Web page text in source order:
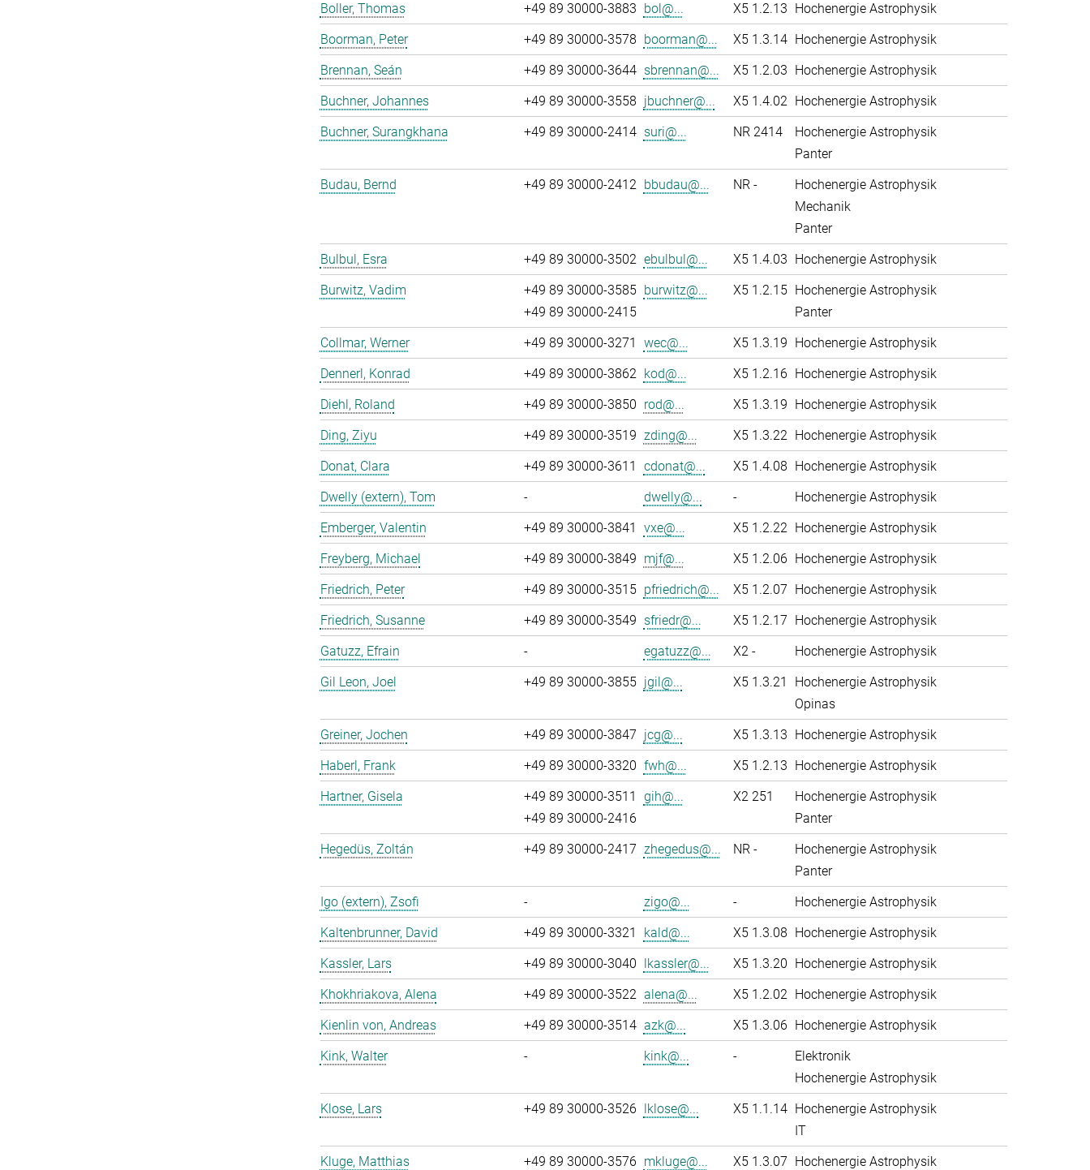
Boller, Thomas
+49 89 30000-3883 bol@... X5 1.2.13 Hochenergie Astrophysik
Boorman, Peter
+49 89 30000-3578 boorman@... X5 1.3.14 Hochenergie Astrophysik
Brennan, Seán
+49 89 30000-3644 sbrennan@... X5 1.2.03 Hochenergie Astrophysik
Buchner, Johannes
+49 89 30000-3558 jbuchner@... X5 1.4.02 Hochenergie Astrophysik
Buchner, Surangkhana
+49 89 30000-2414 suri@... NR 2414
Hochenergie Astrophysik
Panter
Budau, Bernd
+49 89 30000-2412 bbudau@... NR -
Hochenergie Astrophysik
Mechanik
Panter
Bulbul, Esra
+49 89 30000-3502 ebulbul@... X5 1.4.03 Hochenergie Astrophysik
Burwitz, Vadim
+49 89 30000-3585
+49 89 30000-2415
burwitz@... X5 1.2.15 Hochenergie Astrophysik
Panter
Collmar, Werner
+49 89 30000-3271 wec@... X5 1.3.19 Hochenergie Astrophysik
Dennerl, Konrad
+49 89 30000-3862 kod@... X5 1.2.16 Hochenergie Astrophysik
Diehl, Roland
+49 89 30000-3850 rod@... X5 1.3.19 Hochenergie Astrophysik
Ding, Ziyu
+49 89 30000-3519 zding@... X5 1.3.22 Hochenergie Astrophysik
Donat, Clara
+49 89 30000-3611 cdonat@... X5 1.4.08 Hochenergie Astrophysik
Dwelly (extern), Tom
- dwelly@... -
Hochenergie Astrophysik
Emberger, Valentin
+49 89 30000-3841 vxe@... X5 1.2.22 Hochenergie Astrophysik
Freyberg, Michael
+49 89 30000-3849 mjf@... X5 1.2.06 Hochenergie Astrophysik
Friedrich, Peter
+49 89 30000-3515 pfriedrich@... X5 1.2.07 Hochenergie Astrophysik
Friedrich, Susanne
+49 89 30000-3549 sfriedr@... X5 1.2.17 Hochenergie Astrophysik
Gatuzz, Efrain
- egatuzz@... X2 -
Hochenergie Astrophysik
Gil Leon, Joel
+49 89 30000-3855 jgil@... X5 1.3.21
Hochenergie Astrophysik
Opinas
Greiner, Jochen
+49 89 30000-3847 jcg@... X5 1.3.13 Hochenergie Astrophysik
Haberl, Frank
+49 89 30000-3320 fwh@... X5 1.2.13 Hochenergie Astrophysik
Hartner, Gisela
+49 89 30000-3511
+49 89 30000-2416
gih@... X2 251
Hochenergie Astrophysik
Panter
Hegedüs, Zoltán
+49 89 30000-2417 zhegedus@... NR -
Hochenergie Astrophysik
Panter
Igo (extern), Zsofi
- zigo@... -
Hochenergie Astrophysik
Kaltenbrunner, David
+49 89 30000-3321 kald@... X5 1.3.08 Hochenergie Astrophysik
Kassler, Lars
+49 89 30000-3040 lkassler@... X5 1.3.20 Hochenergie Astrophysik
Khokhriakova, Alena
+49 89 30000-3522 alena@... X5 1.2.02 Hochenergie Astrophysik
Kienlin von, Andreas
+49 89 30000-3514 azk@... X5 1.3.06 Hochenergie Astrophysik
Kink, Walter
- kink@... -
Elektronik
Hochenergie Astrophysik
Klose, Lars
+49 89 30000-3526 lklose@... X5 1.1.14 Hochenergie Astrophysik
IT
Kluge, Matthias
+49 89 30000-3576 mkluge@... X5 1.3.07 Hochenergie Astrophysik